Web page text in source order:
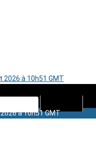
2026 à 10h51 GMT
à 10h51 GMT